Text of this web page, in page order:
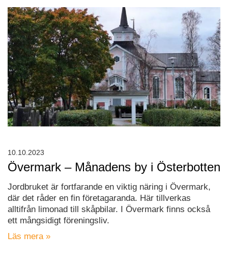
Övermark – Månadens by i Österbotten
Jordbruket är fortfarande en viktig näring i Övermark,
där det råder en fin företagaranda. Här tillverkas
alltifrån limonad till skåpbilar. I Övermark finns också
ett mångsidigt föreningsliv.
Läs mera »
10.10.2023